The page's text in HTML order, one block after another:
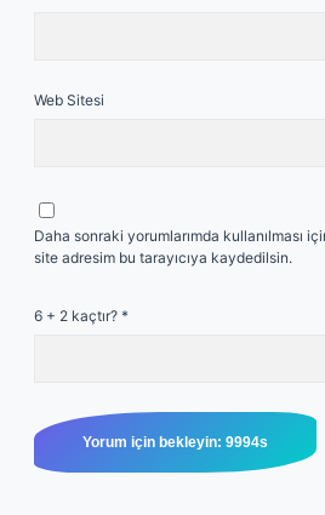
Web Sitesi
Daha sonraki yorumlarımda kullanılması
site adresim bu tarayıcıya kaydedilsin.
6 + 2 kaçtır? *